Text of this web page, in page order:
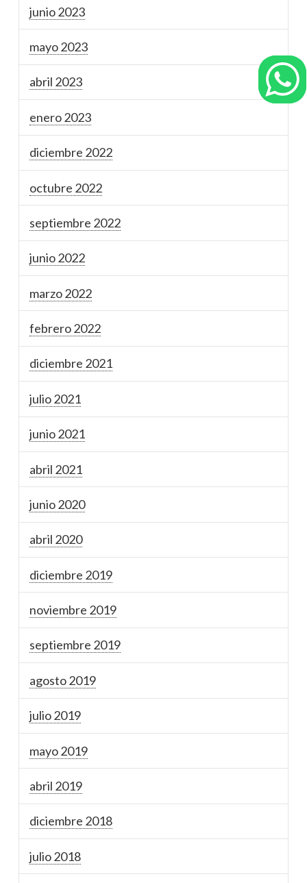
junio 2023
mayo 2023
abril 2023
enero 2023
diciembre 2022
octubre 2022
septiembre 2022
junio 2022
marzo 2022
febrero 2022
diciembre 2021
julio 2021
junio 2021
abril 2021
junio 2020
abril 2020
diciembre 2019
noviembre 2019
septiembre 2019
agosto 2019
julio 2019
mayo 2019
abril 2019
diciembre 2018
julio 2018